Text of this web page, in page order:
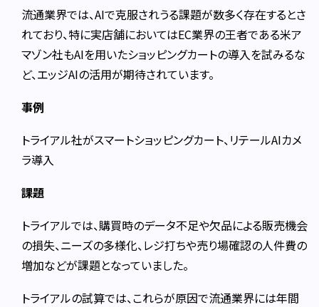
流通業界では、AIで克服されうる課題が数多く存在するとさ
れており、特に実店舗においてはEC業界の王者である米ア
マゾン社もAIを用いたショッピングカートの導入を試みるな
ど、エッジAIの活用が期待されています。
事例
トライアル社がスマートショッピングカート、リテールAIカメ
ラ導入
課題
トライアルでは、購買時のデータ不足や欠品による販売機会
の損失、ニーズの多様化、レジ打ちや売り場確認の人件費の
増加などが課題となっていました。
トライアルの試算では、これらが原因で流通業界には年間